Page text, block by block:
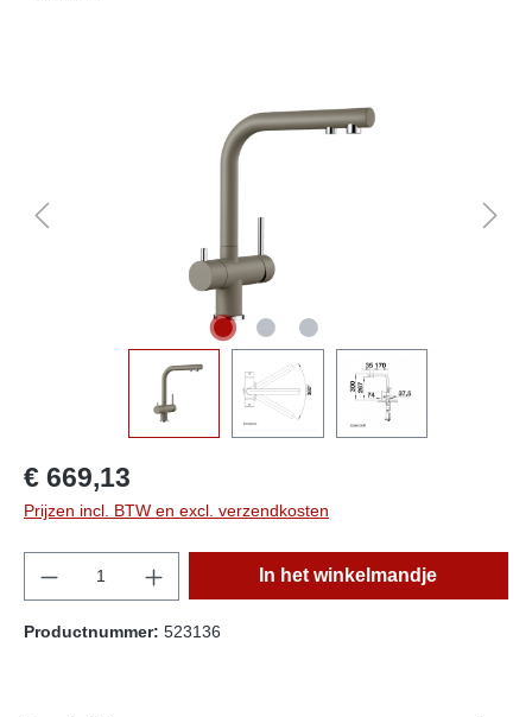
€ 669,13
Prijzen incl. BTW en excl. verzendkosten
component.product.quantitySelect.legend
In het winkelmandje
Productnummer: 523136